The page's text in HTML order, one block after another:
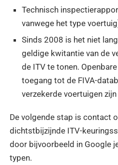
Technisch
vanwege het type
Sinds 2008 is het niet
geldige kwitantie van de
de ITV te tonen.
toegang tot de FIVA-
verzekerde voertuigen
De volgende stap is contact
dichtstbijzijnde ITV-
door bijvoorbeeld in Google
typen.